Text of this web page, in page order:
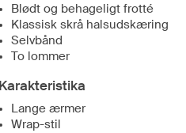
Blødt og behageligt frotté
Klassisk skrå halsudskæring
Selvbånd
To lommer
Karakteristika
Lange ærmer
Wrap-stil